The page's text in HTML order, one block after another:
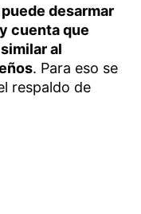
puede desarmar
cuenta que
al
. Para eso se
respaldo de